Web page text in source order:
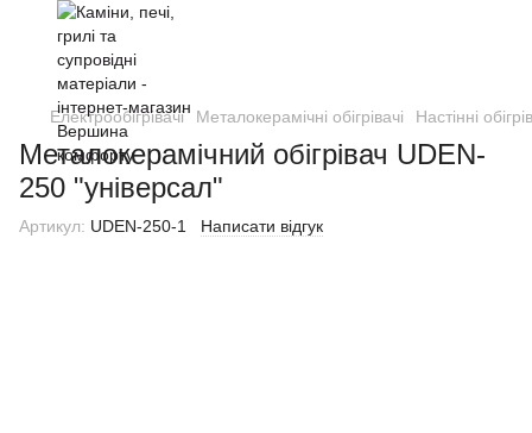
Електрообігрівачі Металокерамічні обігрівачі Настінні
Металокерамічний обігрівач UDEN-
250 "універсал"
Артикул: UDEN-250-1 Написати відгук